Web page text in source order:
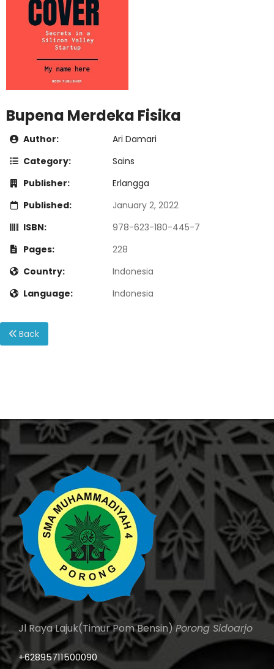
Bupena Merdeka Fisika
Author:
Ari Damari
Category:
Sains
Publisher:
Erlangga
Published:
January 2, 2022
ISBN:
978-623-180-445-7
Pages:
228
Country:
Indonesia
Language:
Indonesia
Back
Jl Raya Lajuk(Timur Pom Bensin)Porong Sidoarjo
+62895711500090